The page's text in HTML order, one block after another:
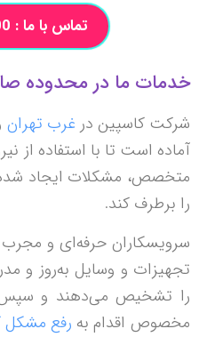
تماس با ما : 09127609500
خدمات ما در محدوده
شرکت کاسپین در غرب تهران
آماده است تا با استفاده از
متخصص، مشکلات ایجاد شده
را برطرف کند.
سرویسکاران حرفه‌ای و مجرب
تجهیزات و وسایل به‌روز و
را تشخیص می‌دهند و سپس
مخصوص اقدام به رفع مشکل